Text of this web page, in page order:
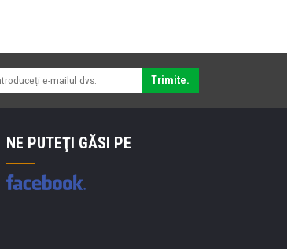
Trimite.
NE PUTEŢI GĂSI PE